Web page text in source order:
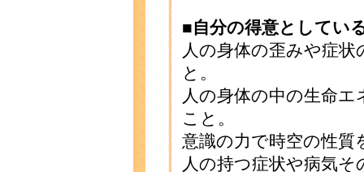
■自分の得意としてい
人の身体の歪みや症
と。
人の身体の中の生命
こと。
意識の力で時空の性質
人の持つ症状や病気